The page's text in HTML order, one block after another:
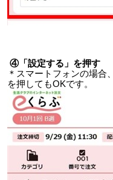
④「設定する」を押す
＊スマートフォンの場合
を押してもOKです。